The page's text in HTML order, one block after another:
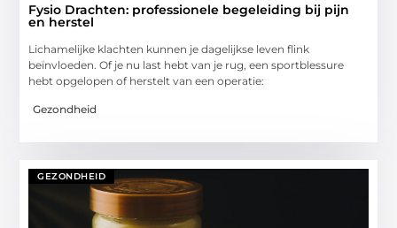
Fysio Drachten: professionele begeleiding bij pijn
en herstel
Lichamelijke klachten kunnen je dagelijkse leven flink
beïnvloeden. Of je nu last hebt van je rug, een sportblessure
hebt opgelopen of herstelt van een operatie:
Gezondheid
GEZONDHEID